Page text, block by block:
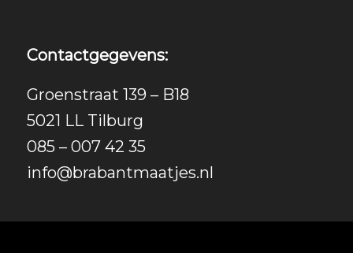
Contactgegevens:
Groenstraat 139 – B18
5021 LL Tilburg
085 – 007 42 35
info@brabantmaatjes.nl